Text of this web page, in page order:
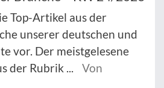
Top-Artikel aus der
unserer deutschen und
vor. Der meistgelesene
der Rubrik ...
Von